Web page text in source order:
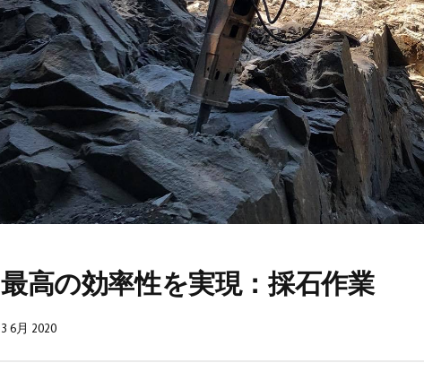
最高の効率性を実現：採石作業
3 6月 2020